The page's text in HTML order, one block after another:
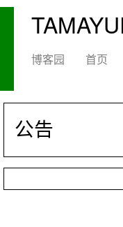
博客园 首页
公告